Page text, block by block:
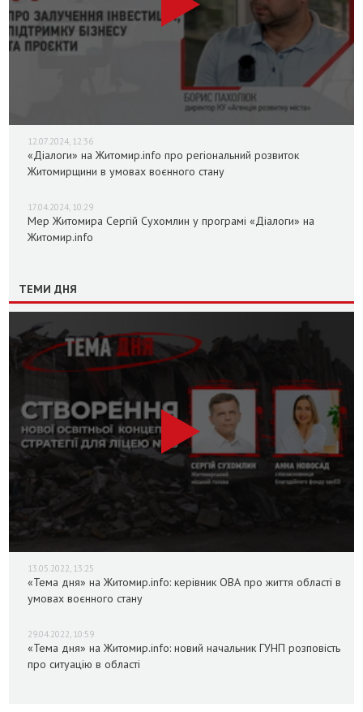
12.07.2024, 12:36
«Діалоги» на Житомир.info про регіональний розвиток
Житомирщини в умовах воєнного стану
17.04.2024, 10:29
Мер Житомира Сергій Сухомлин у програмі «Діалоги» на
Житомир.info
ТЕМИ ДНЯ
13.05.2022, 13:25
«Тема дня» на Житомир.info: керівник ОВА про життя області в
умовах воєнного стану
29.04.2022, 10:59
«Тема дня» на Житомир.info: новий начальник ГУНП розповість
про ситуацію в області